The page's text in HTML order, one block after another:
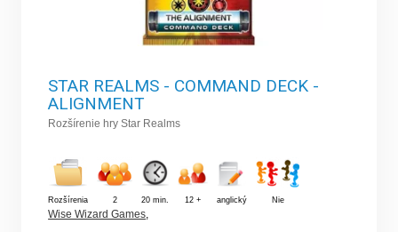
STAR REALMS - COMMAND DECK -
ALIGNMENT
Rozšírenie hry Star Realms
Rozšírenia 2 20 min. 12 + anglický Nie
Wise Wizard Games,